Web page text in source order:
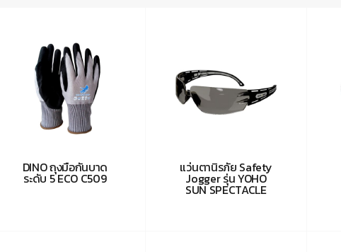
DINO ถุงมือกันบาด
ระดับ 5 ECO C509
แว่นตานิรภัย Safety
Jogger รุ่น YOHO
SUN SPECTACLE